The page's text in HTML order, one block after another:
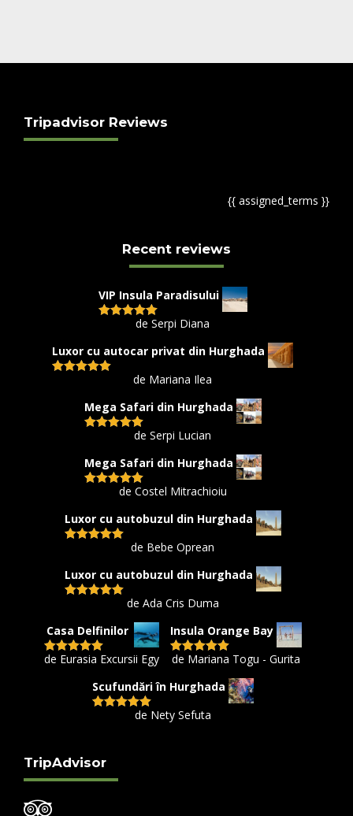
Tripadvisor Reviews
{{ assigned_terms }}
Recent reviews
VIP Insula Paradisului
Evaluat la 5
de Serpi Diana
Luxor cu autocar privat din Hurghada
de Mariana Ilea
Mega Safari din Hurghada
Evaluat la5
de Serpi Lucian
Mega Safari din Hurghada
Evaluat la5
de Costel Mitrachioiu
Luxor cu autobuzul din Hurghada
de Bebe Oprean
Luxor cu autobuzul din Hurghada
de Ada Cris Duma
Casa Delfinilor
Evaluat la5
de Eurasia Excursii Egy
Insula Orange Bay
Evaluat la5
de Mariana Togu - Gurita
Scufundări în Hurghada
Evaluat la5
de Nety Sefuta
TripAdvisor